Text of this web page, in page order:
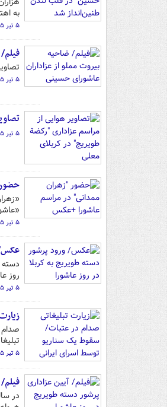
به
۵ تیر ۰۵ - ۱۹:۵۰
۵ تیر ۰۵ - ۱۸:۳۰
۵ تیر ۰۵ - ۱۸:۰۰
۵ تیر ۰۵ - ۱۷:۱۵
عکس/
دسته
روز
۵ تیر ۰۵ - ۱۷:۰۰
۵ تیر ۰۵ - ۱۶:۳۵
در